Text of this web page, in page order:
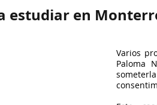
estudiar en
Varios
Paloma